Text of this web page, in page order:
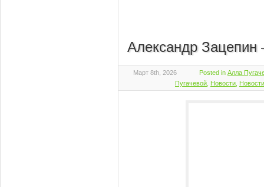
Александр Зацепин
Март 8th, 2026 Posted in Алла
Пугачевой Новости